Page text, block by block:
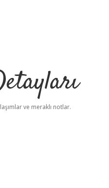
ve meraklı notlar.